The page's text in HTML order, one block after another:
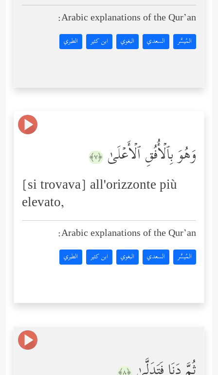
Arabic explanations of the Qur’an:
المُيسَّر السعدي البغوي ابن كثير الطبري
وَهُوَ بِٱلۡأُفُقِ ٱلۡأَعۡلَىٰ ﴿٧﴾
[si trovava] all'orizzonte più
elevato,
Arabic explanations of the Qur’an:
المُيسَّر السعدي البغوي ابن كثير الطبري